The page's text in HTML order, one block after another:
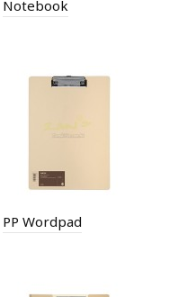
Notebook
PP Wordpad